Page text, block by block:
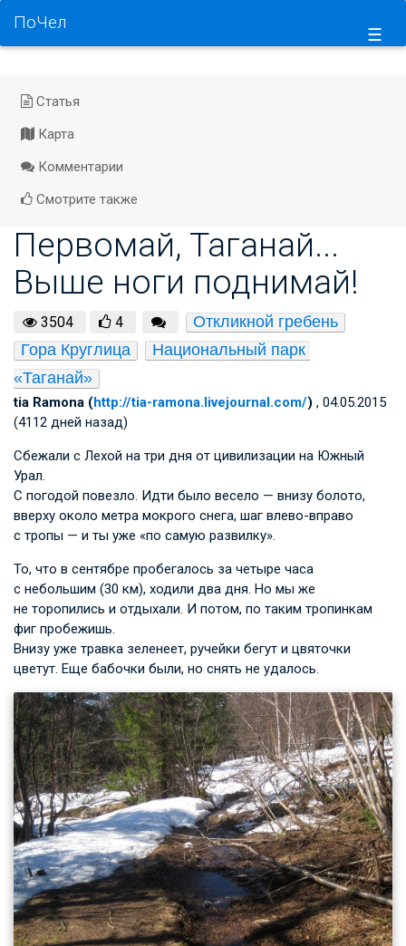
☰
ПоЧел
Статья
Карта
Комментарии
Смотрите также
Первомай, Таганай...
Выше ноги поднимай!
3504 4
Откликной гребень
Гора Круглица
Национальный парк
«Таганай»
tia Ramona (http://tia-ramona.livejournal.com/) , 04.05.2015
(4112 дней назад)
Сбежали с Лехой на три дня от цивилизации на Южный
Урал.
С погодой повезло. Идти было весело — внизу болото,
вверху около метра мокрого снега, шаг влево-вправо
с тропы — и ты уже «по самую развилку».
То, что в сентябре пробегалось за четыре часа
с небольшим (30 км), ходили два дня. Но мы же
не торопились и отдыхали. И потом, по таким тропинкам
фиг пробежишь.
Внизу уже травка зеленеет, ручейки бегут и цвяточки
цветут. Еще бабочки были, но снять не удалось.